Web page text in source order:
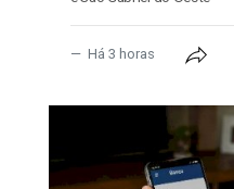
Há 3 horas